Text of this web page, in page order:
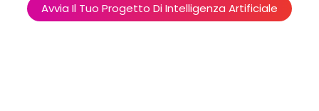
Avvia Il Tuo Progetto Di Intelligenza Artificiale